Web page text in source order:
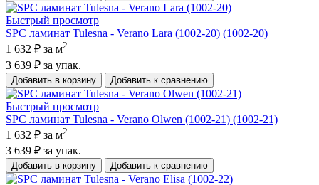
Быстрый просмотр
SPC ламинат Tulesna - Verano Lara (1002-20) (1002-20)
1 632 ₽ за м2
3 639 ₽ за упак.
Добавить в корзину Добавить к сравнению
Быстрый просмотр
SPC ламинат Tulesna - Verano Olwen (1002-21) (1002-21)
1 632 ₽ за м2
3 639 ₽ за упак.
Добавить в корзину Добавить к сравнению